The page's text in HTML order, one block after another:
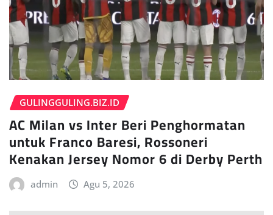
GULINGGULING.BIZ.ID
AC Milan vs Inter Beri Penghormatan
untuk Franco Baresi, Rossoneri
Kenakan Jersey Nomor 6 di Derby Perth
admin Agu 5, 2026